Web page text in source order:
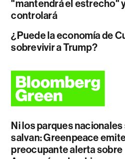
"mantendrá el estrecho"
controlará
¿Puede la economía de
sobrevivir a Trump?
Ni los parques nacionales
salvan: Greenpeace
preocupante alerta sobre